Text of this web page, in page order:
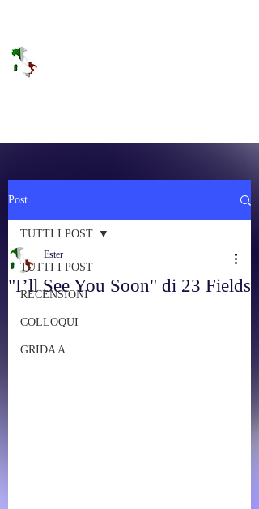
Post
TUTTI I POST
RECENSIONI
COLLOQUI
GRIDA A
TUTTI I POST
"I’ll See You Soon" di 23 Fields
Ester